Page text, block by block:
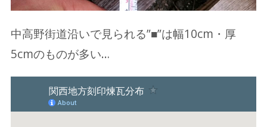
中高野街道沿いで見られる”■”は幅10cm・厚
5cmのものが多い…